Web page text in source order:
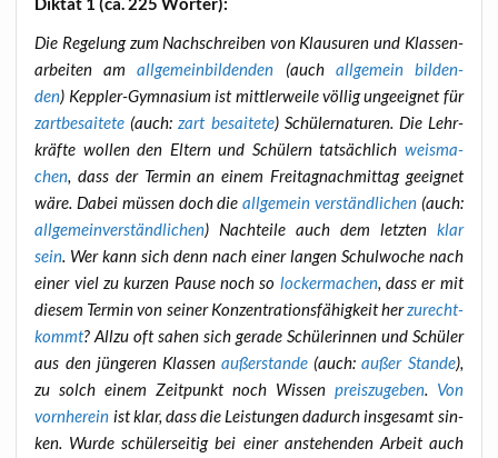
Die Rege­lung zum Nach­schrei­ben von Klau­su­ren und Klas­sen­
ar­bei­ten amall­ge­mein­bil­den­den (auch all­ge­mein bil­den­
den) Kepp­ler-Gym­na­si­um ist mitt­ler­wei­le völ­lig unge­eig­net für
zart­be­sai­te­te (auch:zart besai­te­te) Schü­ler­na­tu­ren. Die Lehr­
kräf­te wol­len den Eltern und Schü­lern tat­säch­lich weis­ma­
chen, dass der Ter­min an einem Frei­tag­nach­mit­tag geeig­net
wäre. Dabei müs­sen doch dieall­ge­mein ver­ständ­li­chen(auch:
all­ge­mein­ver­ständ­li­chen) Nach­tei­le auch dem letz­ten klar
sein. Wer kann sich denn nach einer lan­gen Schul­wo­che nach
einer viel zu kur­zen Pau­se noch so locker­ma­chen, dass er mit
die­sem Ter­min von sei­ner Kon­zen­tra­ti­ons­fä­hig­keit herzurecht­
kommt? All­zu oft sahen sich gera­de Schü­le­rin­nen und Schü­ler
aus den jün­ge­ren Klas­senaußer­stan­de (auch:außer Stan­de),
zu solch einem Zeit­punkt noch Wis­sen preis­zu­ge­ben. Von
vorn­her­ein ist klar, dass die Leis­tun­gen dadurch ins­ge­samt sin­
ken. Wur­de schü­ler­sei­tig bei einer anste­hen­den Arbeit auch